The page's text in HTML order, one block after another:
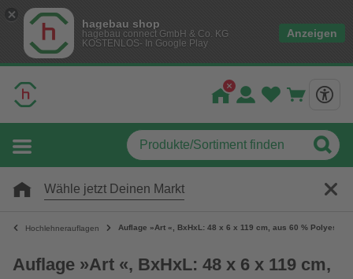
hagebau shop
hagebau connect GmbH & Co. KG
KOSTENLOS- In Google Play
Anzeigen
Wähle jetzt Deinen Markt
Hochlehnerauflagen Auflage »Art «, BxHxL: 48 x 6 x 119 cm, aus 60 % Polyester
Auflage »Art «, BxHxL: 48 x 6 x 119 cm,